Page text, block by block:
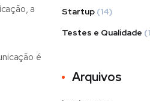
a
é
Startup (14)
Testes e Qualidade
Arquivos